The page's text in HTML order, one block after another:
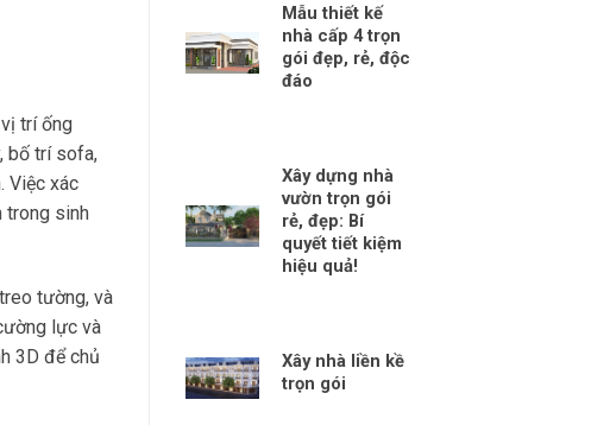
trí ống
bố trí sofa,
Việc xác
trong sinh
tường, và
lực và
3D để chủ
Mẫu thiết kế
nhà cấp 4 trọn
gói đẹp, rẻ, độc
đáo
Xây dựng nhà
vườn trọn gói
rẻ, đẹp: Bí
quyết tiết kiệm
hiệu quả!
Xây nhà liền kề
trọn gói